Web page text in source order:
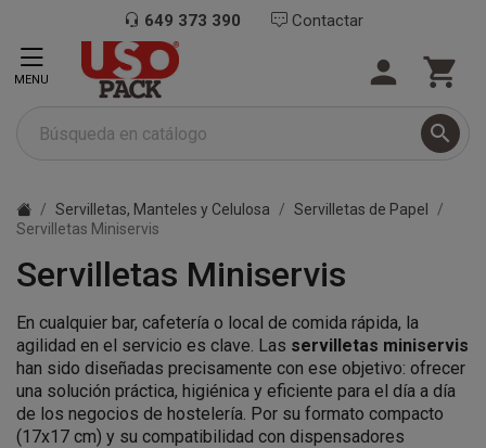
649 373 390 Contactar

 
MENU
Servilletas, Manteles y Celulosa
Servilletas de Papel
Servilletas Miniservis
Servilletas Miniservis
En cualquier bar, cafetería o local de comida rápida, la
agilidad en el servicio es clave. Las servilletas miniservis
han sido diseñadas precisamente con ese objetivo: ofrecer
una solución práctica, higiénica y eficiente para el día a día
de los negocios de hostelería. Por su formato compacto
(17x17 cm) y su compatibilidad con dispensadores